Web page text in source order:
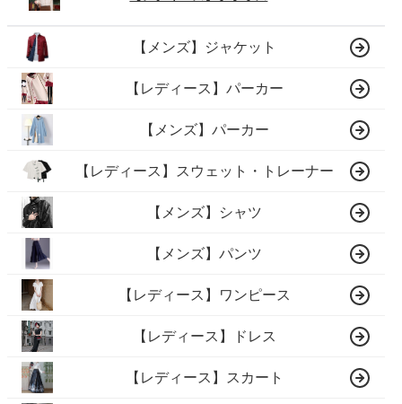
【メンズ】ジャケット
【レディース】パーカー
【メンズ】パーカー
【レディース】スウェット・トレーナー
【メンズ】シャツ
【メンズ】パンツ
【レディース】ワンピース
【レディース】ドレス
【レディース】スカート